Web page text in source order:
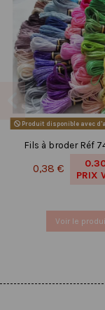
Produit disponible avec
Fils à broder Réf
0,38 €
PRIX
Voir le